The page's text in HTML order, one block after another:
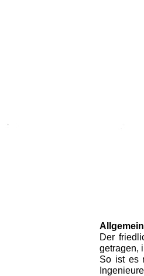
Der
getragen,
So ist es